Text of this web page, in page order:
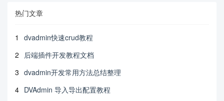
热门文章
1
dvadmin快速crud教程
2
后端插件开发教程文档
3 dvadmin开发常用方法总结整理
4 DVAdmin 导入导出配置教程